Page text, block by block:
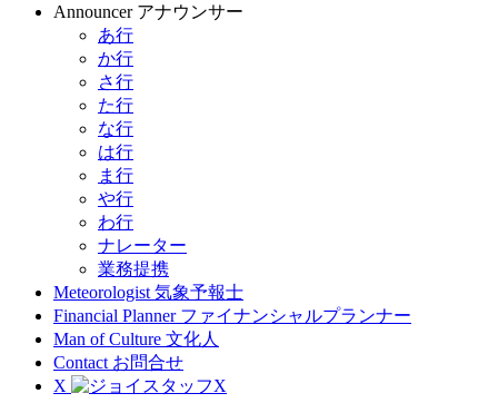
Announcer アナウンサー
あ行
か行
さ行
た行
な行
は行
ま行
や行
わ行
ナレーター
業務提携
Meteorologist 気象予報士
Financial Planner ファイナンシャルプランナー
Man of Culture 文化人
Contact お問合せ
X